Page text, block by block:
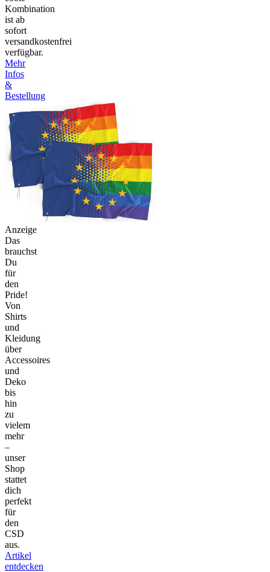
Kombination
ist ab
sofort
versandkostenfrei
verfügbar.
Mehr
Infos
&
Bestellung
Anzeige
Das
brauchst
Du
für
den
Pride!
Von
Shirts
und
Kleidung
über
Accessoires
und
Deko
bis
hin
zu
vielem
mehr
–
unser
Shop
stattet
dich
perfekt
für
den
CSD
aus.
Artikel
entdecken